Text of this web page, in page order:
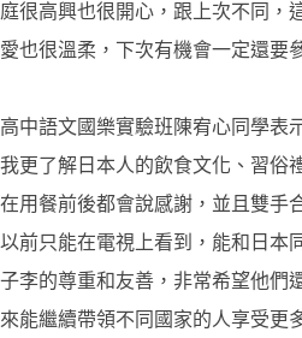
庭很高興也很開心，跟上次不同，
愛也很溫柔，下次有機會一定還要
高中語文國樂實驗班陳宥心同學表
我更了解日本人的飲食文化、習俗
在用餐前後都會說感謝，並且雙手
以前只能在電視上看到，能和日本
子李的尊重和友善，非常希望他們
來能繼續帶領不同國家的人享受更